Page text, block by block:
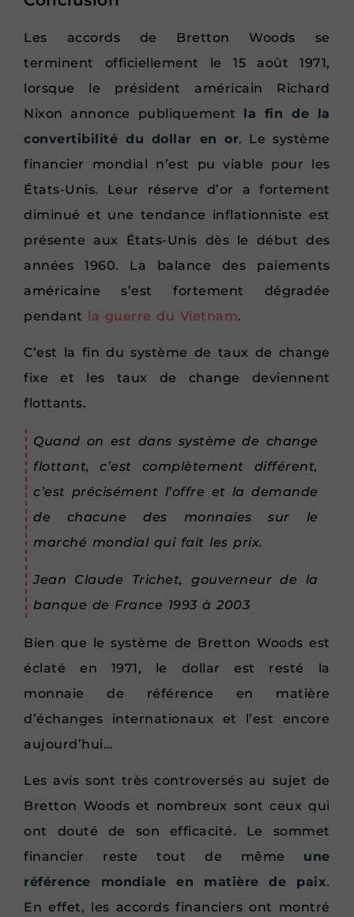
Les accords de Bretton Woods se
terminent officiellement le 15 août 1971,
lorsque le président américain Richard
Nixon annonce publiquement la fin de la
convertibilité du dollar en or. Le système
financier mondial n’est pu viable pour les
États-Unis. Leur réserve d’or a fortement
diminué et une tendance inflationniste est
présente aux États-Unis dès le début des
années 1960. La balance des paiements
américaine s’est fortement dégradée
pendant la guerre du Vietnam.
C’est la fin du système de taux de change
fixe et les taux de change deviennent
flottants.
Quand on est dans système de change
flottant, c’est complètement différent,
c’est précisément l’offre et la demande
de chacune des monnaies sur le
marché mondial qui fait les prix.
Jean Claude Trichet, gouverneur de la
banque de France 1993 à 2003
Bien que le système de Bretton Woods est
éclaté en 1971, le dollar est resté la
monnaie de référence en matière
d’échanges internationaux et l’est encore
aujourd’hui…
Les avis sont très controversés au sujet de
Bretton Woods et nombreux sont ceux qui
ont douté de son efficacité. Le sommet
financier reste tout de même une
référence mondiale en matière de paix.
En effet, les accords financiers ont montré